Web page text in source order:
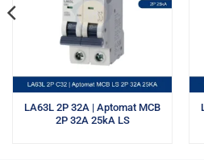
LA63L 2P 32A | Aptomat MCB
2P 32A 25kA LS